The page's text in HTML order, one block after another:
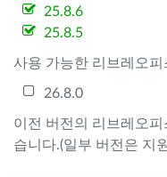
25.8.6
25.8.5
사용 가능한 리브레오피
26.8.0
이전 버전의 리브레오피
습니다.(일부 버전은 지